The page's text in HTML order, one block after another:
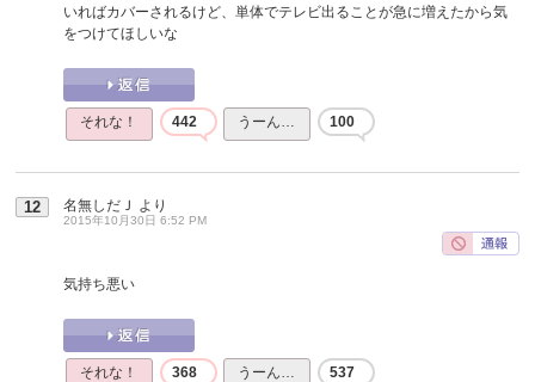
いればカバーされるけど、単体でテレビ出ることが急に増えたから気
をつけてほしいな
それな！ 442 うーん… 100
12 名無しだＪ より
2015年10月30日 6:52 PM
気持ち悪い
それな！ 368 うーん… 537